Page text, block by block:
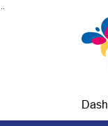
Ga naar de inhoud